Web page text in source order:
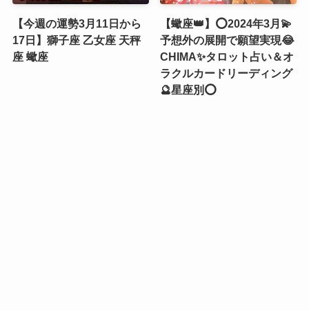
【今週の運勢3月11日から
17日】獅子座 乙女座 天秤
座 蠍座
【蠍座👑】⭕2024年3月💫
予想外の展開で願望実現😂
CHIMA✨タロット占い＆オ
ラクルカードリーディング
🔮星座別⭕